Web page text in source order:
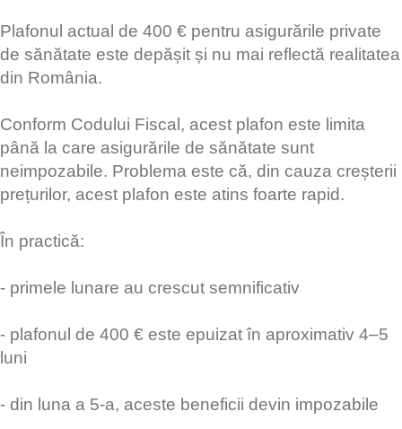
Plafonul actual de 400 € pentru asigurările private
de sănătate este depășit și nu mai reflectă realitatea
din România.
Conform Codului Fiscal, acest plafon este limita
până la care asigurările de sănătate sunt
neimpozabile. Problema este că, din cauza creșterii
prețurilor, acest plafon este atins foarte rapid.
În practică:
- primele lunare au crescut semnificativ
- plafonul de 400 € este epuizat în aproximativ 4–5
luni
- din luna a 5-a, aceste beneficii devin impozabile